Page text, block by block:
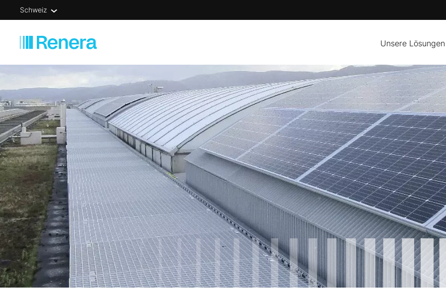
Schweiz
Unsere Lösungen